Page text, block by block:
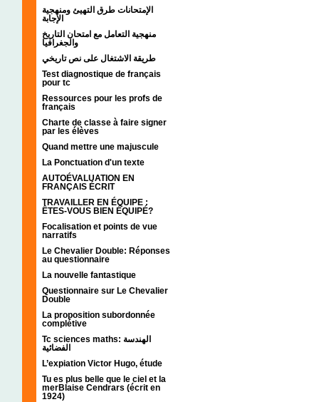
الإمتحانات طرق التهيئ ومنهجية
الإجابة
منهجية التعامل مع امتحان التاريخ
والجغرافيا
طريقة الاشتغال على نص تاريخي
Test diagnostique de français
pour tc
Ressources pour les profs de
français
Charte de classe à faire signer
par les élèves
Quand mettre une majuscule
La Ponctuation d'un texte
AUTOÉVALUATION EN
FRANÇAIS ÉCRIT
TRAVAILLER EN ÉQUIPE :
ÊTES-VOUS BIEN ÉQUIPÉ?
Focalisation et points de vue
narratifs
Le Chevalier Double: Réponses
au questionnaire
La nouvelle fantastique
Questionnaire sur Le Chevalier
Double
La proposition subordonnée
complétive
Tc sciences maths: الهندسة
الفضائية
L’expiation Victor Hugo, étude
Tu es plus belle que le ciel et la
merBlaise Cendrars (écrit en
1924)